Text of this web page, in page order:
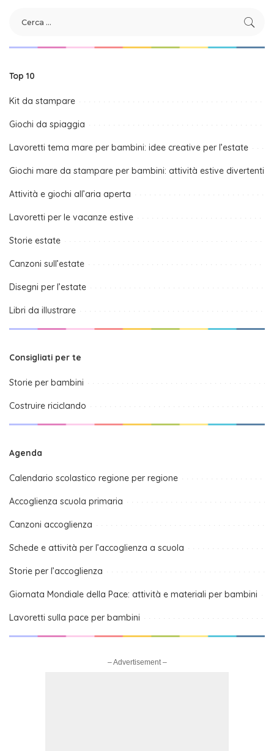
Top 10
Kit da stampare
Giochi da spiaggia
Lavoretti tema mare per bambini: idee creative per l’estate
Giochi mare da stampare per bambini: attività estive divertenti
Attività e giochi all’aria aperta
Lavoretti per le vacanze estive
Storie estate
Canzoni sull’estate
Disegni per l’estate
Libri da illustrare
Consigliati per te
Storie per bambini
Costruire riciclando
Agenda
Calendario scolastico regione per regione
Accoglienza scuola primaria
Canzoni accoglienza
Schede e attività per l’accoglienza a scuola
Storie per l’accoglienza
Giornata Mondiale della Pace: attività e materiali per bambini
Lavoretti sulla pace per bambini
– Advertisement –